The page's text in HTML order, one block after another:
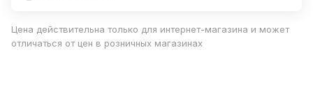
Цена действительна только для интернет-магазина и может
отличаться от цен в розничных магазинах